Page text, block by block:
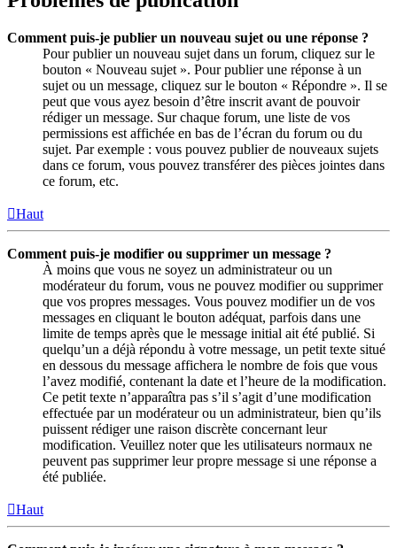
Comment puis-je publier un nouveau sujet ou une réponse ?
Pour publier un nouveau sujet dans un forum, cliquez sur le
bouton « Nouveau sujet ». Pour publier une réponse à un
sujet ou un message, cliquez sur le bouton « Répondre ». Il se
peut que vous ayez besoin d’être inscrit avant de pouvoir
rédiger un message. Sur chaque forum, une liste de vos
permissions est affichée en bas de l’écran du forum ou du
sujet. Par exemple : vous pouvez publier de nouveaux sujets
dans ce forum, vous pouvez transférer des pièces jointes dans
ce forum, etc.
Haut
Comment puis-je modifier ou supprimer un message ?
À moins que vous ne soyez un administrateur ou un
modérateur du forum, vous ne pouvez modifier ou supprimer
que vos propres messages. Vous pouvez modifier un de vos
messages en cliquant le bouton adéquat, parfois dans une
limite de temps après que le message initial ait été publié. Si
quelqu’un a déjà répondu à votre message, un petit texte situé
en dessous du message affichera le nombre de fois que vous
l’avez modifié, contenant la date et l’heure de la modification.
Ce petit texte n’apparaîtra pas s’il s’agit d’une modification
effectuée par un modérateur ou un administrateur, bien qu’ils
puissent rédiger une raison discrète concernant leur
modification. Veuillez noter que les utilisateurs normaux ne
peuvent pas supprimer leur propre message si une réponse a
été publiée.
Haut